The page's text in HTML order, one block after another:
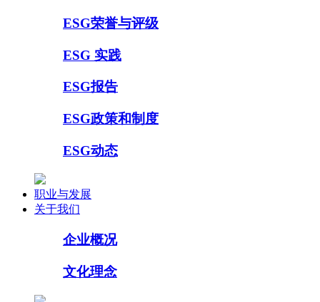
ESG荣誉与评级
ESG 实践
ESG报告
ESG政策和制度
ESG动态
职业与发展
关于我们
企业概况
文化理念